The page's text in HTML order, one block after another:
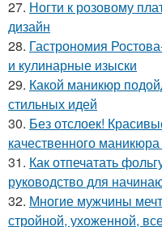
27. Ногти к розовому
дизайн
28. Гастрономия
и кулинарные изыски
29. Какой маникюр
стильных идей
30. Без отслоек!
качественного
31. Как отпечатать
руководство для
32. Многие мужчины
стройной, ухоженной,